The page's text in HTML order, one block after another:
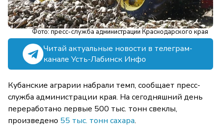
Фото: пресс-служба администрации Краснодарского края
Читай актуальные новости в телеграм-
канале Усть-Лабинск Инфо
Кубанские аграрии набрали темп, сообщает пресс-
служба администрации края. На сегодняшний день
переработано первые 500 тыс. тонн свеклы,
произведено 55 тыс. тонн сахара.